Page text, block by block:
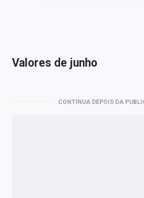
Valores de junho
CONTINUA DEPOIS DA